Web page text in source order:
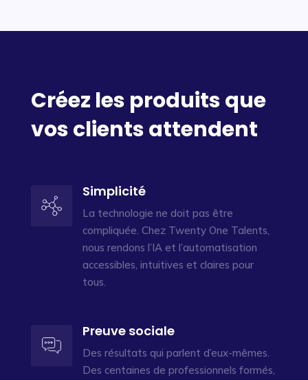
Créez les produits que
vos clients attendent
Simplicité
La technologie ne doit pas être
compliquée. Chez Twenty One Talents,
nous rendons l’IA et l’automatisation
accessibles, intuitives et claires pour
tous.
Preuve sociale
Des résultats qui parlent d’eux-mêmes.
Des centaines de professionnels formés,